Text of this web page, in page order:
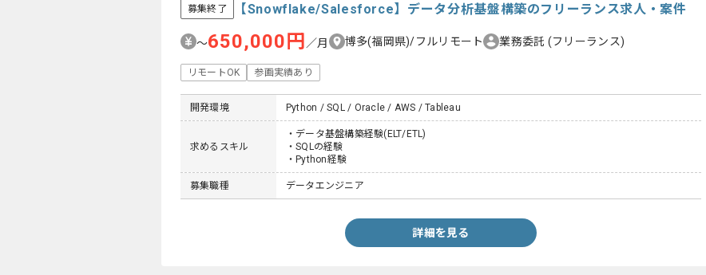
募集終了 【Snowflake/Salesforce】データ分析基盤構築のフリーランス求人・案件
〜650,000円 ／月 博多(福岡県)/フルリモート 業務委託 (フリーランス)
リモートOK 参画実績あり
開発環境 Python / SQL / Oracle / AWS / Tableau
求めるスキル
・データ基盤構築経験(ELT/ETL)
・SQLの経験
・Python経験
募集職種 データエンジニア
詳細を見る